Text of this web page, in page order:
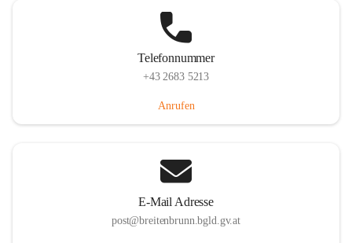
Telefonnummer
+43 2683 5213
Anrufen
E-Mail Adresse
post@breitenbrunn.bgld.gv.at